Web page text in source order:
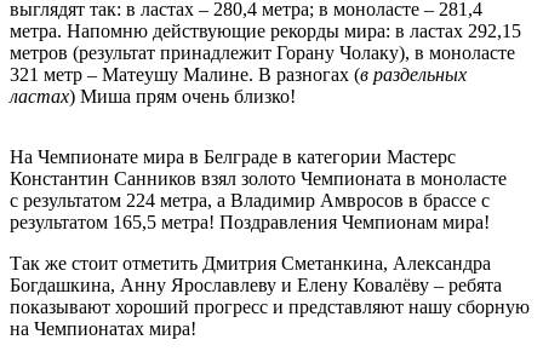
выглядят так: в ластах – 280,4 метра; в моноласте – 281,4
метра. Напомню действующие рекорды мира: в ластах 292,15
метров (результат принадлежит Горану Чолаку), в моноласте
321 метр – Матеушу Малине. В разногах (в раздельных
ластах) Миша прям очень близко!
На Чемпионате мира в Белграде в категории Мастерс
Константин Санников взял золото Чемпионата в моноласте
с результатом 224 метра, а Владимир Амвросов в брассе с
результатом 165,5 метра! Поздравления Чемпионам мира!
Так же стоит отметить Дмитрия Сметанкина, Александра
Богдашкина, Анну Ярославлеву и Елену Ковалёву – ребята
показывают хороший прогресс и представляют нашу сборную
на Чемпионатах мира!